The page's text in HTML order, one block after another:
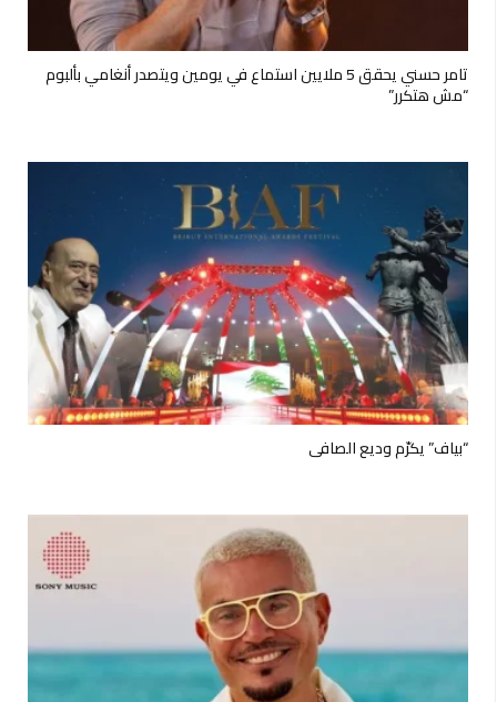
تامر حسني يحقق 5 ملايين استماع في يومين ويتصدر أنغامي بألبوم
“مش هتكرر”
“بياف” يكرّم وديع الصافي